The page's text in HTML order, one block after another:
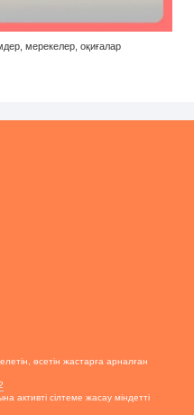
мерекелер, оқиғалар
өсетін жастарға арналған
активті сілтеме жасау міндетті